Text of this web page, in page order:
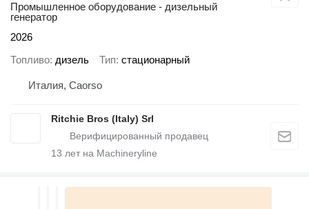
Промышленное оборудование - дизельный
генератор
2026
Топливо дизель Тип стационарный
Италия, Caorso
Ritchie Bros (Italy) Srl
13 лет на Machineryline